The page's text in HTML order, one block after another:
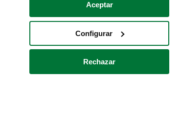
Aceptar
Configurar
Rechazar